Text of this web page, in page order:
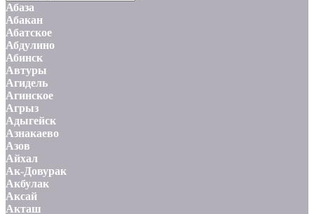
Абаза
Абакан
Абатское
Абдулино
Абинск
Автуры
Агидель
Агинское
Агрыз
Адыгейск
Азнакаево
Азов
Айхал
Ак-Довурак
Акбулак
Аксай
Акташ